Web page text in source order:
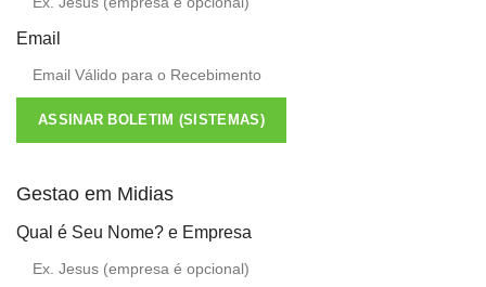
Email
ASSINAR BOLETIM (SISTEMAS)
Gestao em Midias
Qual é Seu Nome? e Empresa